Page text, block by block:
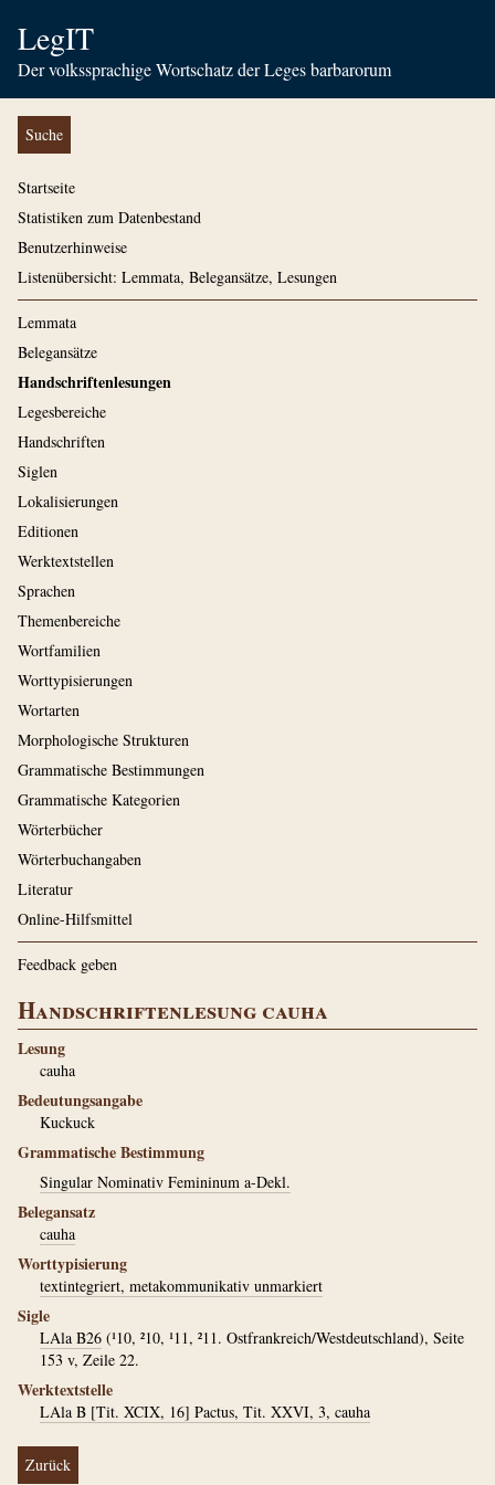
LegIT
Der volkssprachige Wortschatz der Leges barbarorum
Suche
Startseite
Statistiken zum Datenbestand
Benutzerhinweise
Listenübersicht: Lemmata, Belegansätze, Lesungen
Lemmata
Belegansätze
Handschriftenlesungen
Legesbereiche
Handschriften
Siglen
Lokalisierungen
Editionen
Werktextstellen
Sprachen
Themenbereiche
Wortfamilien
Worttypisierungen
Wortarten
Morphologische Strukturen
Grammatische Bestimmungen
Grammatische Kategorien
Wörterbücher
Wörterbuchangaben
Literatur
Online-Hilfsmittel
Feedback geben
Handschriftenlesung cauha
Lesung
cauha
Bedeutungsangabe
Kuckuck
Grammatische Bestimmung
Singular Nominativ Femininum a-Dekl.
Belegansatz
cauha
Worttypisierung
textintegriert, metakommunikativ unmarkiert
Sigle
LAla B26 (¹10, ²10, ¹11, ²11. Ostfrankreich/Westdeutschland), Seite
153 v, Zeile 22.
Werktextstelle
LAla B [Tit. XCIX, 16] Pactus, Tit. XXVI, 3, cauha
Zurück